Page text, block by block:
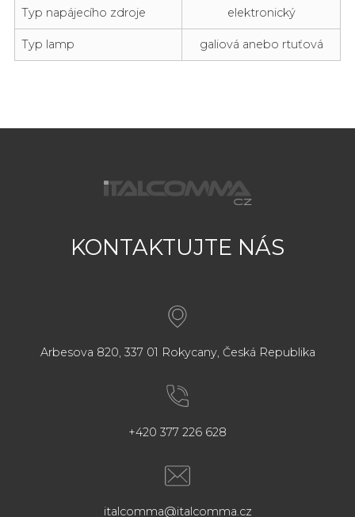
Typ napájecího zdroje elektronický
Typ lamp galiová anebo rtuťová
KONTAKTUJTE NÁS
Arbesova 820, 337 01 Rokycany, Česká Republika
+420 377 226 628
italcomma@italcomma.cz